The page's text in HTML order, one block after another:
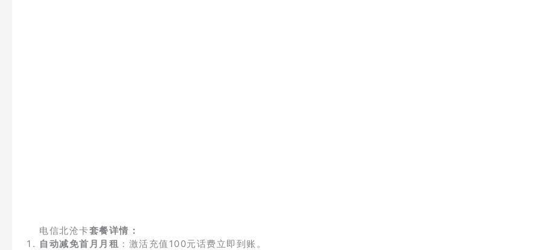
电信北沧卡套餐详情：
自动减免首月月租 ：激活充值100元话费立即到账。